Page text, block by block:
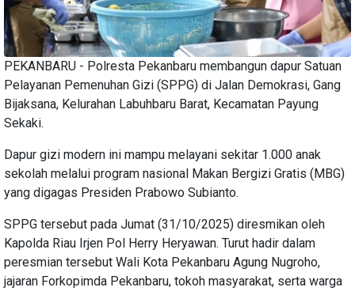
PEKANBARU - Polresta Pekanbaru membangun dapur Satuan
Pelayanan Pemenuhan Gizi (SPPG) di Jalan Demokrasi, Gang
Bijaksana, Kelurahan Labuhbaru Barat, Kecamatan Payung
Sekaki.
Dapur gizi modern ini mampu melayani sekitar 1.000 anak
sekolah melalui program nasional Makan Bergizi Gratis (MBG)
yang digagas Presiden Prabowo Subianto.
SPPG tersebut pada Jumat (31/10/2025) diresmikan oleh
Kapolda Riau Irjen Pol Herry Heryawan. Turut hadir dalam
peresmian tersebut Wali Kota Pekanbaru Agung Nugroho,
jajaran Forkopimda Pekanbaru, tokoh masyarakat, serta warga